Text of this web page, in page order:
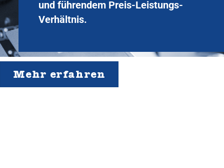
und führendem Preis-Leistungs-
Verhältnis.
Mehr erfahren